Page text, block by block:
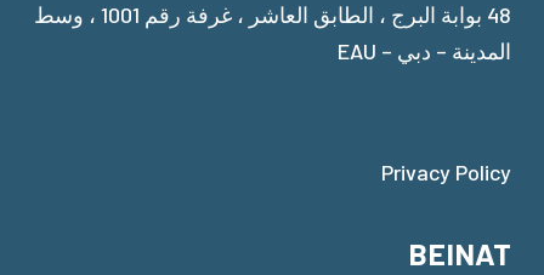
48 بوابة البرج ، الطابق العاشر ، غرفة رقم 1001 ، وسط
المدينة – دبي – EAU
Privacy Policy
BEINAT